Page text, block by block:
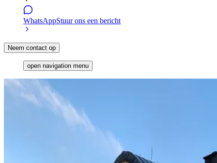
WhatsAppStuur ons een bericht
Neem contact op
open navigation menu